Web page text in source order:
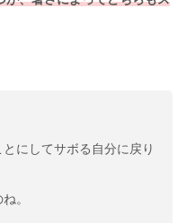
にしてサボる自分に戻り
。